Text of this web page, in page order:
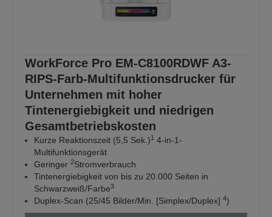
WorkForce Pro EM-C8100RDWF A3-
RIPS-Farb-Multifunktionsdrucker für
Unternehmen mit hoher
Tintenergiebigkeit und niedrigen
Gesamtbetriebskosten
Kurze Reaktionszeit (5,5 Sek.)1 4-in-1-
Multifunktionsgerät
Geringer 2Stromverbrauch
Tintenergiebigkeit von bis zu 20.000 Seiten in
Schwarzweiß/Farbe3
Duplex-Scan (25/45 Bilder/Min. [Simplex/Duplex] 4)